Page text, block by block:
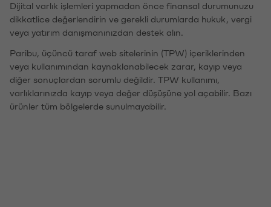
Dijital varlık işlemleri yapmadan önce finansal durumunuzu
dikkatlice değerlendirin ve gerekli durumlarda hukuk, vergi
veya yatırım danışmanınızdan destek alın.
Paribu, üçüncü taraf web sitelerinin (TPW) içeriklerinden
veya kullanımından kaynaklanabilecek zarar, kayıp veya
diğer sonuçlardan sorumlu değildir. TPW kullanımı,
varlıklarınızda kayıp veya değer düşüşüne yol açabilir. Bazı
ürünler tüm bölgelerde sunulmayabilir.